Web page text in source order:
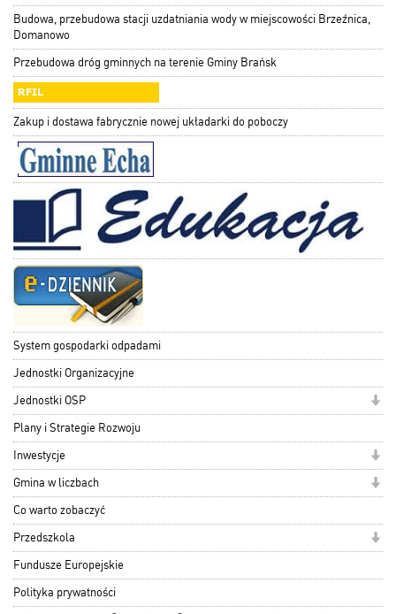
Budowa, przebudowa stacji uzdatniania wody w miejscowości Brzeźnica,
Domanowo
Przebudowa dróg gminnych na terenie Gminy Brańsk
Zakup i dostawa fabrycznie nowej układarki do poboczy
System gospodarki odpadami
Jednostki Organizacyjne
Jednostki OSP
Plany i Strategie Rozwoju
Inwestycje
Gmina w liczbach
Co warto zobaczyć
Przedszkola
Fundusze Europejskie
Polityka prywatności